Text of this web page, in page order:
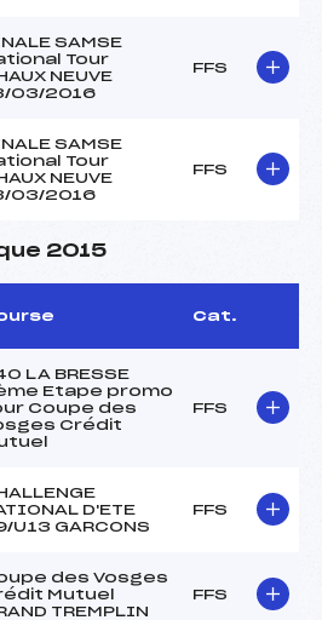
SAMSE
Tour
NEUVE
03/2016
FFS
SAMSE
Tour
NEUVE
03/2016
FFS
2015
Cat.
LA BRESSE
Etape promo
Coupe des
Crédit
FFS
D'ETE
U13 GARCONS
FFS
des Vosges
Mutuel
TREMPLIN
FFS